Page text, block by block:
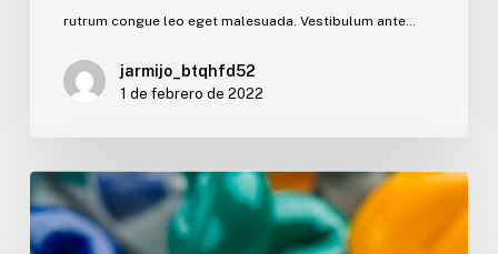
rutrum congue leo eget malesuada. Vestibulum ante…
jarmijo_btqhfd52
1 de febrero de 2022
What
Is
Contemporary